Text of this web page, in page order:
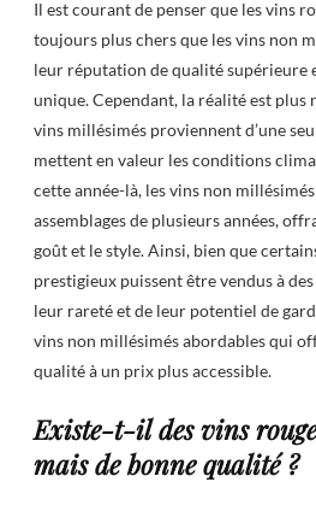
Il est courant de penser que les vins
toujours plus chers que les vins non
leur réputation de qualité supérieure
unique. Cependant, la réalité est plus
vins millésimés proviennent d’une
mettent en valeur les conditions
cette année-là, les vins non
assemblages de plusieurs années,
goût et le style. Ainsi, bien que
prestigieux puissent être vendus à
leur rareté et de leur potentiel de
vins non millésimés abordables qui
qualité à un prix plus accessible.
Existe-t-il des vins
mais de bonne qualité ?